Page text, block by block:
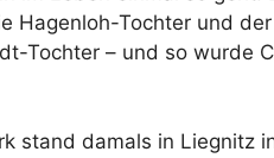
Hagenloh-Tochter und
Tochter – und so wurde
stand damals in Liegnitz